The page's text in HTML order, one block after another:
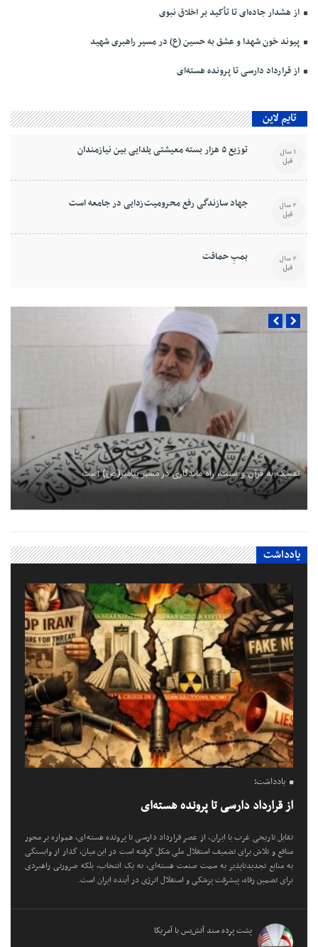
از هشدار جاده‌ای تا تأکید بر اخلاق نبوی
پیوند خون شهدا و عشق به حسین (ع) در مسیر راهبری شهید
از قرارداد دارسی تا پرونده هسته‌ای
تایم لاین
توزیع ۵ هزار بسته معیشتی یلدایی بین نیازمندان 1 سال
قبل
جهاد سازندگی رفع محرومیت‌زدایی در جامعه است 2 سال
قبل
بمبِ حماقت 2 سال
قبل
تمسک به قرآن و سنت، راه ماندگاری در مسیر پیامبر(ص) است
یادداشت
یادداشت؛
از قرارداد دارسی تا پرونده هسته‌ای
تقابل تاریخی غرب با ایران، از عصر قرارداد دارسی تا پرونده هسته‌ای، همواره بر محور
منافع و تلاش برای تضعیف استقلال ملی شکل گرفته است در این میان، گذار از وابستگی
به منابع تجدیدناپذیر به سمت صنعت هسته‌ای، نه یک انتخاب، بلکه ضرورتی راهبردی
برای تضمین رفاه، پیشرفت پزشکی و استقلال انرژی در آینده ایران است.
پشت پرده سند آتش‌بس با آمریکا